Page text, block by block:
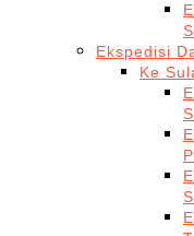
Ekspedisi
Ke